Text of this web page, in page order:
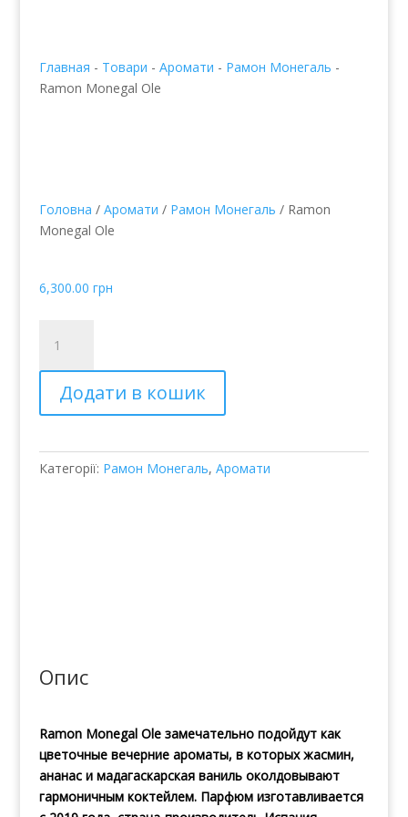
Главная - Товари - Аромати - Рамон Монегаль -
Ramon Monegal Ole
Головна / Аромати / Рамон Монегаль / Ramon
Monegal Ole
6,300.00 грн
Monegal
Ole
кількість
Додати в кошик
Категорії: Рамон Монегаль, Аромати
Опис
Ramon Monegal Ole замечательно подойдут как
цветочные вечерние ароматы, в которых жасмин,
ананас и мадагаскарская ваниль околдовывают
гармоничным коктейлем. Парфюм изготавливается